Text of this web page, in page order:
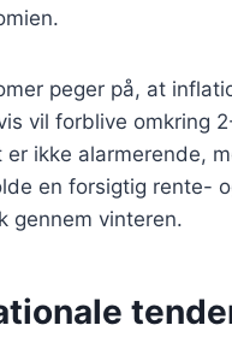
peger på, at
vil forblive omkring
er ikke alarmerende,
en forsigtig rente-
gennem vinteren.